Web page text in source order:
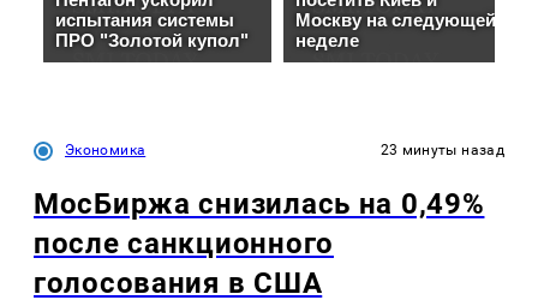
Экономика 23 минуты назад
МосБиржа снизилась на 0,49%
после санкционного
голосования в США